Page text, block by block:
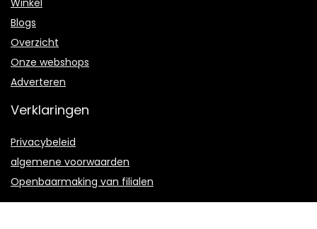
Blogs
Overzicht
Onze webshops
Adverteren
Verklaringen
Privacybeleid
algemene voorwaarden
Openbaarmaking van filialen